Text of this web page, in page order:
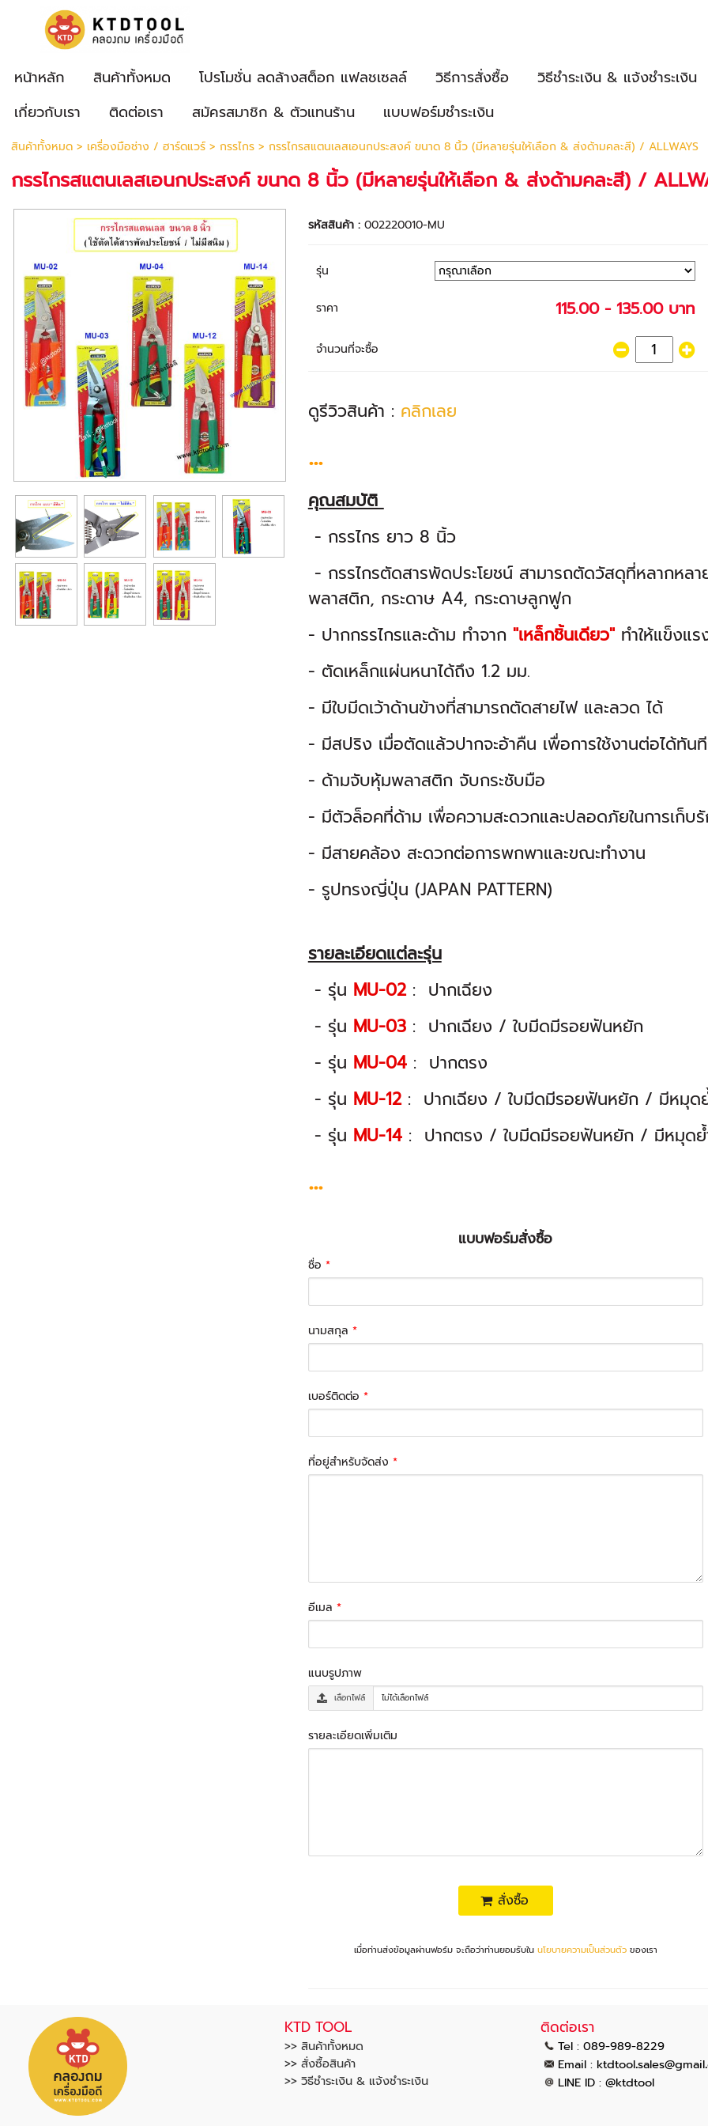
หน้าหลัก สินค้าทั้งหมด โปรโมชั่น ลดล้างสต็อก แฟลชเซลล์ วิธีการสั่งซื้อ
วิธีชำระเงิน & แจ้งชำระเงิน
เกี่ยวกับเรา
ติดต่อเรา สมัครสมาชิก & ตัวแทนร้าน แบบฟอร์มชำระเงิน
สินค้าทั้งหมด> เครื่องมือช่าง / ฮาร์ดแวร์> กรรไกร> กรรไกรสแตนเลสเอนกประสงค์ ขนาด 8 นิ้ว (มีหลายรุ่นให้เลือก & ส่งด้ามคละสี) / ALLWAYS
กรรไกรสแตนเลสเอนกประสงค์ ขนาด 8 นิ้ว (มีหลายรุ่นให้เลือก & ส่งด้ามคละสี) /
รหัสสินค้า : 002220010-MU
รุ่น
ราคา 115.00 - 135.00 บาท
จำนวนที่จะซื้อ
ดูรีวิวสินค้า : คลิกเลย
...
คุณสมบัติ
- กรรไกร ยาว 8 นิ้ว
- กรรไกรตัดสารพัดประโยชน์ สามารถตัดวัสดุที่หลากหล
พลาสติก, กระดาษ A4, กระดาษลูกฟูก
- ปากกรรไกรและด้าม ทำจาก "เหล็กชิ้นเดียว" ทำให้แข็งแ
- ตัดเหล็กแผ่นหนาได้ถึง 1.2 มม.
- มีใบมีดเว้าด้านข้างที่สามารถตัดสายไฟ และลวด ได้
- มีสปริง เมื่อตัดแล้วปากจะอ้าคืน เพื่อการใช้งานต่อได้ทันที
- ด้ามจับหุ้มพลาสติก จับกระชับมือ
- มีตัวล็อคที่ด้าม เพื่อความสะดวกและปลอดภัยในการเก็บ
- มีสายคล้อง สะดวกต่อการพกพาและขณะทำงาน
- รูปทรงญี่ปุ่น (JAPAN PATTERN)
รายละเอียดแต่ละรุ่น
- รุ่น MU-02: ปากเฉียง
- รุ่น MU-03: ปากเฉียง / ใบมีดมีรอยฟันหยัก
- รุ่น MU-04: ปากตรง
- รุ่น MU-12: ปากเฉียง / ใบมีดมีรอยฟันหยัก / มีหมุด
- รุ่น MU-14: ปากตรง / ใบมีดมีรอยฟันหยัก / มีหมุดย้
...
แบบฟอร์มสั่งซื้อ
ชื่อ *
นามสกุล *
เบอร์ติดต่อ *
ที่อยู่สำหรับจัดส่ง *
อีเมล *
แนบรูปภาพ
เลือกไฟล์ ไม่ได้เลือกไฟล์
รายละเอียดเพิ่มเติม
สั่งซื้อ
เมื่อท่านส่งข้อมูลผ่านฟอร์ม จะถือว่าท่านยอมรับใน นโยบายความเป็นส่วนตัวของเรา
KTD TOOL
>> สินค้าทั้งหมด
>> สั่งซื้อสินค้า
>> วิธีชำระเงิน & แจ้งชำระเงิน
ติดต่อเรา
Tel : 089-989-8229
Email : ktdtool.sales@gmail.
LINE ID : @ktdtool